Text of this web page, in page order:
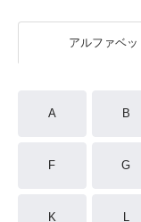
アルファベッ
A B
F G
K L